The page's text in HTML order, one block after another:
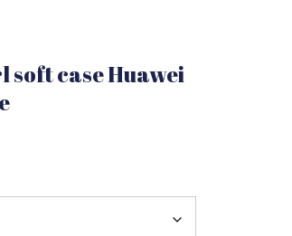
soft case Huawei